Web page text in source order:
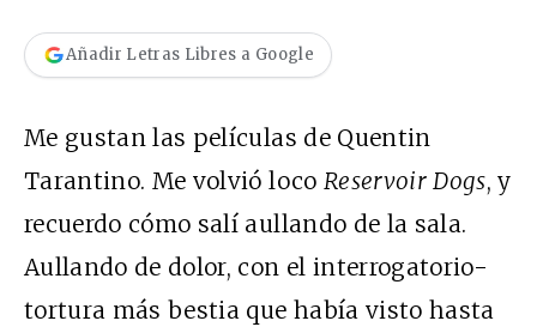
Añadir Letras Libres a Google
Me gustan las películas de Quentin
Tarantino. Me volvió loco Reservoir Dogs, y
recuerdo cómo salí aullando de la sala.
Aullando de dolor, con el interrogatorio-
tortura más bestia que había visto hasta